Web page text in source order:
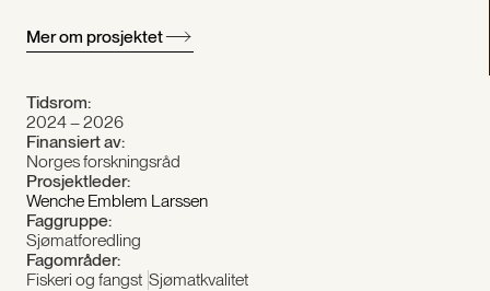
Mer om prosjektet
Tidsrom:
2024 – 2026
Finansiert av:
Norges forskningsråd
Prosjektleder:
Wenche Emblem Larssen
Faggruppe:
Sjømatforedling
Fagområder:
Fiskeri og fangst Sjømatkvalitet